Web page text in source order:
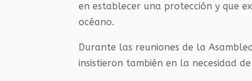
en establecer una protección y que
océano.
Durante las reuniones de la
insistieron también en la necesidad